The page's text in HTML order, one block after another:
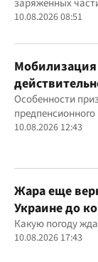
заряженных
Солнца
10.08.2026 08:51
Мобилизация
Особенности
10.08.2026 12:43
Жара еще
Украине до
Какую погоду
10.08.2026 17:43